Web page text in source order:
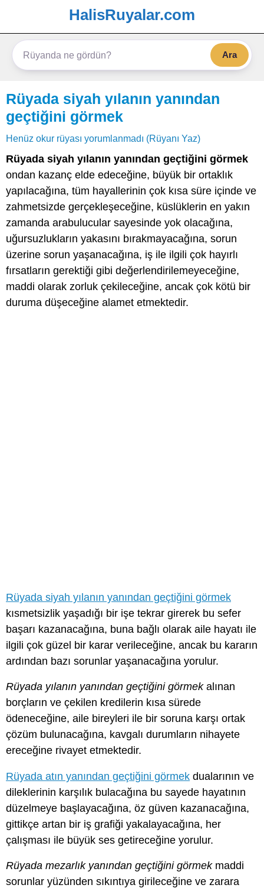
HalisRuyalar.com
Ara
Rüyada siyah yılanın yanından
geçtiğini görmek
Henüz okur rüyası yorumlanmadı (Rüyanı Yaz)
Rüyada siyah yılanın yanından geçtiğini görmek
ondan kazanç elde edeceğine, büyük bir ortaklık
yapılacağına, tüm hayallerinin çok kısa süre içinde ve
zahmetsizde gerçekleşeceğine, küslüklerin en yakın
zamanda arabulucular sayesinde yok olacağına,
uğursuzlukların yakasını bırakmayacağına, sorun
üzerine sorun yaşanacağına, iş ile ilgili çok hayırlı
fırsatların gerektiği gibi değerlendirilemeyeceğine,
maddi olarak zorluk çekileceğine, ancak çok kötü bir
duruma düşeceğine alamet etmektedir.
Rüyada siyah yılanın yanından geçtiğini görmek
kısmetsizlik yaşadığı bir işe tekrar girerek bu sefer
başarı kazanacağına, buna bağlı olarak aile hayatı ile
ilgili çok güzel bir karar verileceğine, ancak bu kararın
ardından bazı sorunlar yaşanacağına yorulur.
Rüyada yılanın yanından geçtiğini görmekalınan
borçların ve çekilen kredilerin kısa sürede
ödeneceğine, aile bireyleri ile bir soruna karşı ortak
çözüm bulunacağına, kavgalı durumların nihayete
ereceğine rivayet etmektedir.
Rüyada atın yanından geçtiğini görmek dualarının ve
dileklerinin karşılık bulacağına bu sayede hayatının
düzelmeye başlayacağına, öz güven kazanacağına,
gittikçe artan bir iş grafiği yakalayacağına, her
çalışması ile büyük ses getireceğine yorulur.
Rüyada mezarlık yanından geçtiğini görmekmaddi
sorunlar yüzünden sıkıntıya girileceğine ve zarara